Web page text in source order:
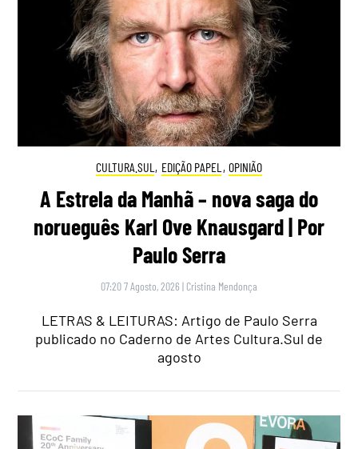
CULTURA.SUL , EDIÇÃO PAPEL , OPINIÃO
A Estrela da Manhã – nova saga do
norueguês Karl Ove Knausgard | Por
Paulo Serra
07:20 7 Agosto, 2026 | Cristina Mendonça
LETRAS & LEITURAS: Artigo de Paulo Serra
publicado no Caderno de Artes Cultura.Sul de
agosto